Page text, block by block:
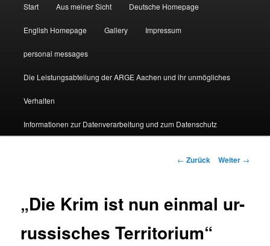
Start Aus meiner Sicht Deutsche Homepage
English Homepage Gallery Impressum
personal messages
Die Leistungsabteilung der ARGE Aachen und ihr unmögliches
Verhalten
Informationen zur Datenverarbeitung und zum Datenschutz
Beitragsnavigation
← Zurück Weiter →
„Die Krim ist nun einmal ur-
russisches Territorium“